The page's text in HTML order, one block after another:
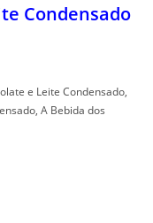
Condensado
e Leite Condensado,
A Bebida dos